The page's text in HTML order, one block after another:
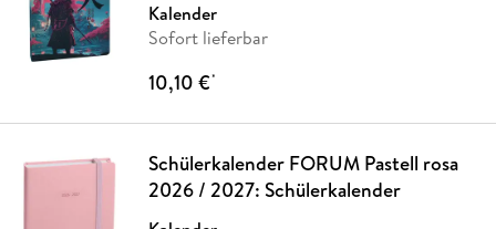
Kalender
Sofort lieferbar
10,10 €*
Schülerkalender FORUM Pastell rosa
2026 / 2027: Schülerkalender